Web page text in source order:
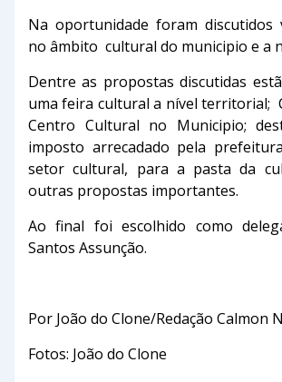
Na oportunidade foram discutidos
no âmbito cultural do municipio e a
Dentre as propostas discutidas
uma feira cultural a nível territorial;
Centro Cultural no Municipio;
imposto arrecadado pela
setor cultural, para a pasta da
outras propostas importantes.
Ao final foi escolhido como
Santos Assunção.
Por João do Clone/Redação Calmon
Fotos: João do Clone